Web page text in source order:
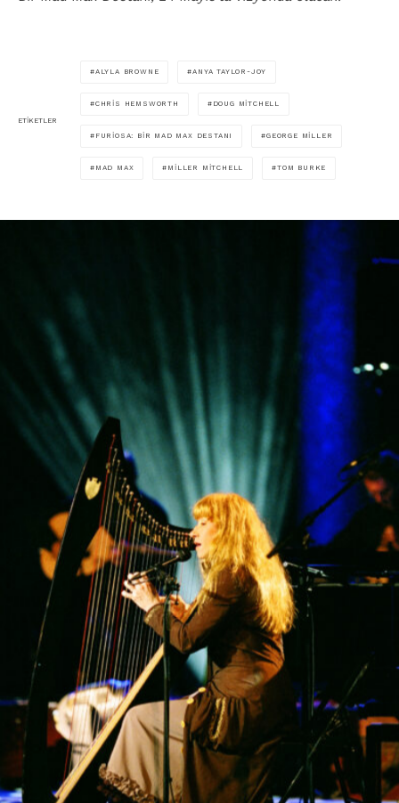
ETIKETLER
ALYLA BROWNE ANYA TAYLOR-JOY
CHRIS HEMSWORTH DOUG MITCHELL
FURIOSA: BIR MAD MAX DESTANI GEORGE MILLER
MAD MAX MILLER MITCHELL TOM BURKE